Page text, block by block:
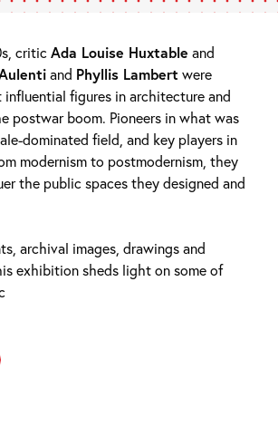
criticAda Louise Huxtable and
and Phyllis Lambert were
influential figures in architecture and
postwar boom. Pioneers in what was
dominated field, and key players in
modernism to postmodernism, they
the public spaces they designed and
archival images, drawings and
exhibition sheds light on some of